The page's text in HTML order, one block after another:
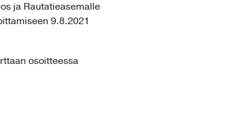
ja Rautatieasemalle
9.8.2021
osoitteessa